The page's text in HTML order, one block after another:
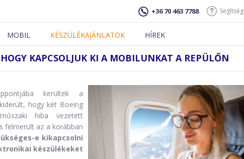
+36 70 463 7788 Segítség
MOBIL KÉSZÜLÉKAJÁNLATOK HÍREK
KAPCSOLJUK KI A MOBILUNKAT A REPÜLŐN
kerültek a
hogy két Boeing
hiba vezetett
felmerült az a korábban
e kikapcsolni
készülékeket